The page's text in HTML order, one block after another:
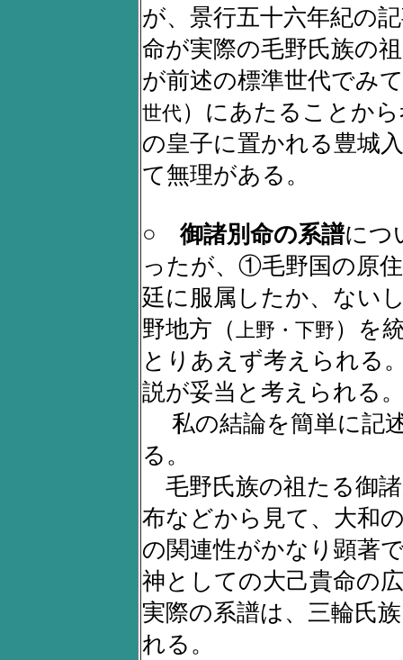
が、景行五十六年紀の
命が実際の毛野氏族の
が前述の標準世代でみ
世代）にあたることか
の皇子に置かれる豊城
て無理がある。
○ 御諸別命の系譜につ
ったが、①毛野国の原
廷に服属したか、ない
野地方（上野・下野 ）を
とりあえず考えられる
説が妥当と考えられる
私の結論を簡単に記
る。
毛野氏族の祖たる御
布などから見て、大和
の関連性がかなり顕著
神としての大己貴命の
実際の系譜は、三輪氏
れる。